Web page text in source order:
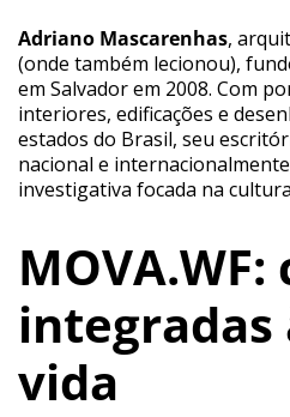
Adriano Mascarenhas,
(onde também lecionou),
em Salvador em 2008. Com
interiores, edificações e
estados do Brasil, seu
nacional e
investigativa focada na
integradas
vida